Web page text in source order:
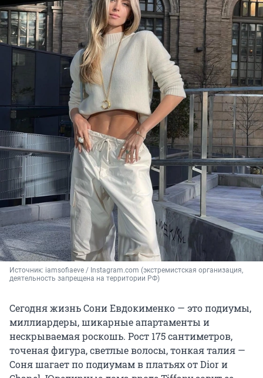
Источник: iamsofiaeve / Instagram.com (экстремистская организация,
деятельность запрещена на территории РФ)
Сегодня жизнь Сони Евдокименко — это подиумы,
миллиардеры, шикарные апартаменты и
нескрываемая роскошь. Рост 175 сантиметров,
точеная фигура, светлые волосы, тонкая талия —
Соня шагает по подиумам в платьях от Dior и